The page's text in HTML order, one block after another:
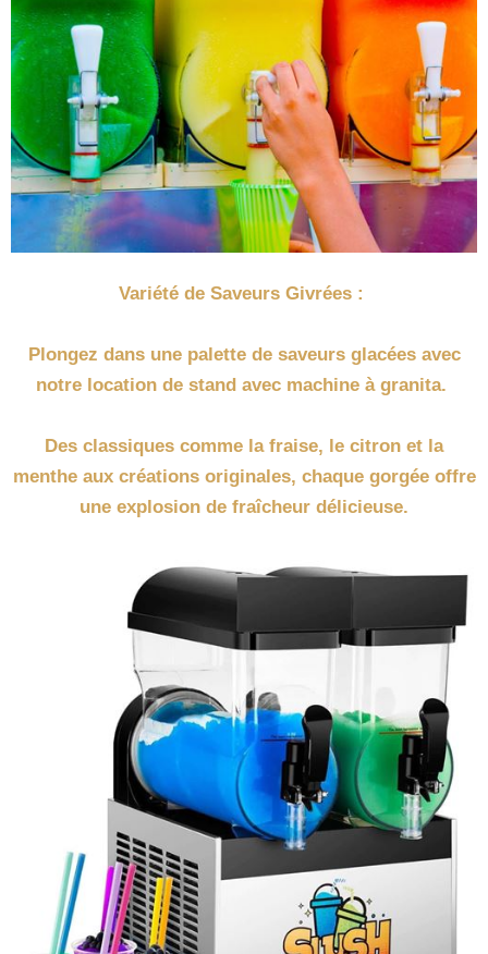
Variété de Saveurs Givrées :
Plongez dans une palette de saveurs glacées avec
notre location de stand avec machine à granita.
Des classiques comme la fraise, le citron et la
menthe aux créations originales, chaque gorgée offre
une explosion de fraîcheur délicieuse.